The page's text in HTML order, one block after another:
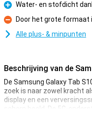
Pluspunt
Water- en stofdicht
Minpunt
Door het grote formaat
Alle plus- & minpunten
Beschrijving van de
De Samsung Galaxy Tab
zoek is naar zowel kracht
display en een
scherp beeld. De 5G-